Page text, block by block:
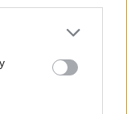
or more Google
You may click to
party tags to
in below Google